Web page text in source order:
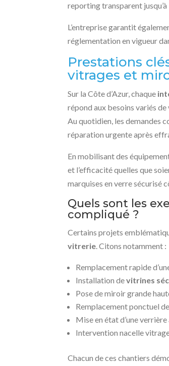
reporting transparent
L’entreprise garantit
réglementation en vigueur
Prestations
vitrages et
Sur la Côte d’Azur, chaque
répond aux besoins variés
Au quotidien, les demandes
réparation urgente après
En mobilisant des
et l’efficacité quelles que
marquises en verre sécurisé
Quels sont les
compliqué ?
Certains projets
vitrerie. Citons notamment :
Remplacement rapide
Installation devitrines
Pose de miroir grande
Remplacement ponctuel
Mise en état d’une
Intervention nacelle
Chacun de ces chantiers